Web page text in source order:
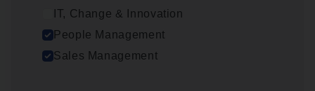
IT, Change & Innovation
People Management
Sales Management
Insu­ran­ce Bro­ker Trans­port